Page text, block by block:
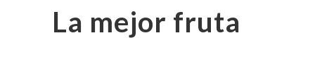
La mejor fruta